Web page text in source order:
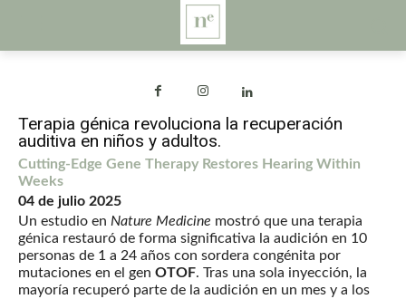
Terapia génica revoluciona la recuperación
auditiva en niños y adultos.
Cutting-Edge Gene Therapy Restores Hearing Within
Weeks
04 de julio 2025
Un estudio en Nature Medicine mostró que una terapia
génica restauró de forma significativa la audición en 10
personas de 1 a 24 años con sordera congénita por
mutaciones en el gen OTOF. Tras una sola inyección, la
mayoría recuperó parte de la audición en un mes y a los